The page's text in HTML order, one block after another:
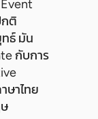
กติ
ธ์ มัน
กับการ
ษาไทย